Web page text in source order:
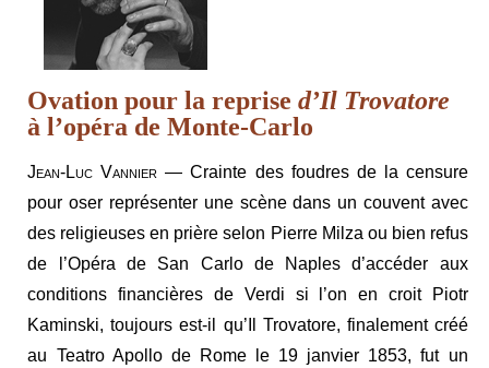
Ovation pour la reprised’Il Trovatore
à l’opéra de Monte-Carlo
Jean-Luc Vannier — Crainte des foudres de la censure
pour oser représenter une scène dans un couvent avec
des religieuses en prière selon Pierre Milza ou bien refus
de l’Opéra de San Carlo de Naples d’accéder aux
conditions financières de Verdi si l’on en croit Piotr
Kaminski, toujours est-il qu’Il Trovatore, finalement créé
au Teatro Apollo de Rome le 19 janvier 1853, fut un